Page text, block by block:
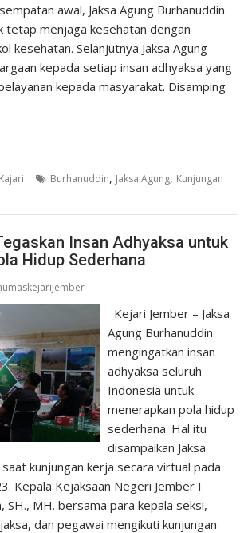
awal, Jaksa Agung Burhanuddin
tetap menjaga kesehatan dengan
kesehatan. Selanjutnya Jaksa Agung
kepada setiap insan adhyaksa yang
kepada masyarakat. Disamping
Kajari Burhanuddin, Jaksa Agung, Kunjungan
Insan Adhyaksa untuk
Hidup Sederhana
Kejari Jember – Jaksa
Agung Burhanuddin
mengingatkan insan
adhyaksa seluruh
Indonesia untuk
menerapkan pola hidup
sederhana. Hal itu
disampaikan Jaksa
kunjungan kerja secara virtual pada
Kepala Kejaksaan Negeri Jember I
SH., MH. bersama para kepala seksi,
dan pegawai mengikuti kunjungan